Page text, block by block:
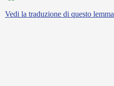
Vedi la traduzione di questo lemma